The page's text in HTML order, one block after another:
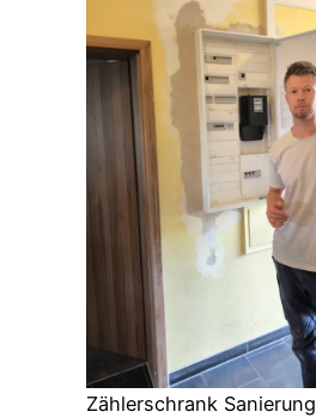
Zählerschrank Sanierung